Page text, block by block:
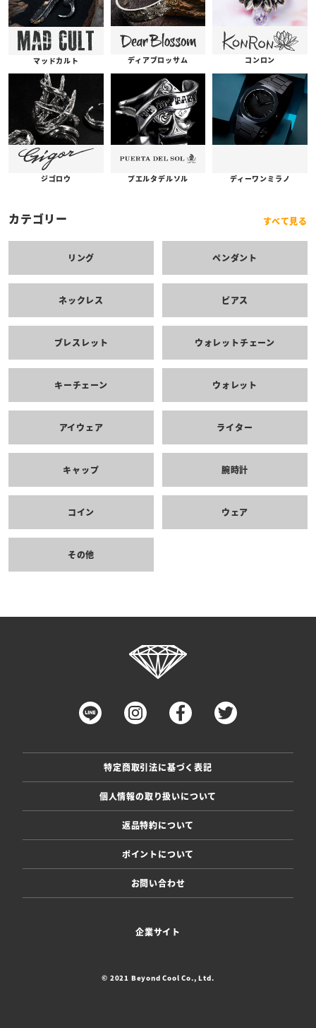
マッドカルト ディアブロッサム コンロン
ジゴロウ プエルタデルソル ディーワンミラノ
カテゴリー すべて見る
リング ペンダント
ネックレス ピアス
ブレスレット ウォレットチェーン
キーチェーン ウォレット
アイウェア ライター
キャップ 腕時計
コイン ウェア
その他
特定商取引法に基づく表記
個人情報の取り扱いについて
返品特約について
ポイントについて
お問い合わせ
企業サイト
© 2021 Beyond Cool Co., Ltd.